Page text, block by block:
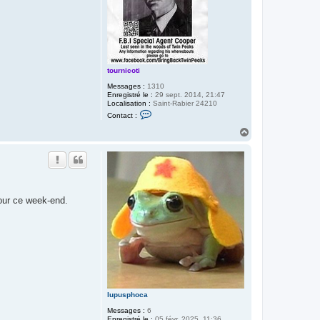
tournicoti
Messages : 1310
Enregistré le : 29 sept. 2014, 21:47
Localisation : Saint-Rabier 24210
Contact :
c
e
r
t
o
u
r
n
t
i
lupusphoca
Messages : 6
ce week-end.